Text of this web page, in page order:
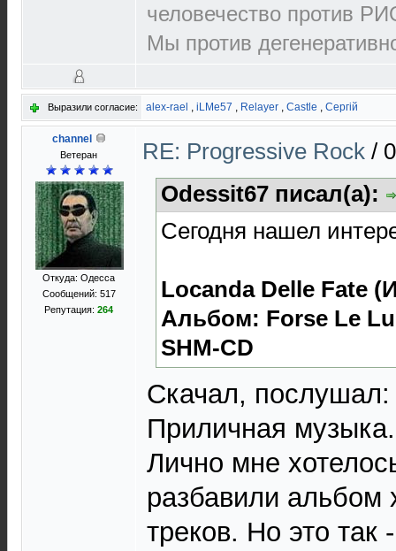
человечество против
Мы против
Выразили согласие: alex-rael , iLMe57 , Relayer , Castle , Сергій
channel
Ветеран
Откуда: Одесса
Сообщений: 517
Репутация:264
RE: Progressive Rock /
Odessit67 писал(а):
Сегодня нашел
Locanda Delle Fate
Альбом: Forse Le
SHM-CD
Скачал,
Приличная
Лично мне
разбавили альбом
треков. Но это так